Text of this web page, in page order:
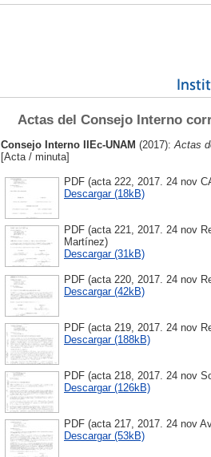
Actas del Consejo Interno
Consejo Interno IIEc-UNAM (2017): Actas
[Acta / minuta]
PDF (acta 222, 2017. 24 nov
Descargar (18kB)
PDF (acta 221, 2017. 24 nov
Martínez)
Descargar (31kB)
PDF (acta 220, 2017. 24 nov
Descargar (42kB)
PDF (acta 219, 2017. 24 nov
Descargar (188kB)
PDF (acta 218, 2017. 24 nov
Descargar (126kB)
PDF (acta 217, 2017. 24 nov
Descargar (53kB)